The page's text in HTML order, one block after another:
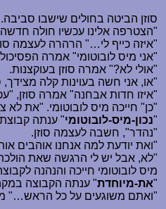
סוזן הביטה בחולים שישבו
"הצטרפה אלינו עכשיו חולה
"איזה כייף לי…" הרהרה לעצמה
"אני מיס לובוטומי" אמרה
"אולי לא?" אמרה סוזן בעוקצנות.
"או, אני חשה בעוינות קלה מצידך,
"איזו חדות אבחנה" אמרה סוזן,
"כן" חייכה מיס לובוטומי. "את לא
"נכון-מיס-לובוטומי" ענתה
"נהדר", חשבה לעצמה סוזן.
"ואת יודעת למה אנחנו אוהבים
"לא, אבל יש לי הרגשה שאת הולכת
מיס לובוטומי חייכה והנהנה
"את-מיוחדת" ענתה הקבוצה
"ואתם משוגעים על כל הראש…
"